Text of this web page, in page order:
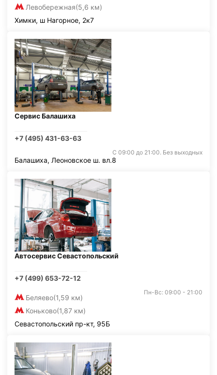
Левобережная(5,6 км)
Химки, ш Нагорное, 2к7
Сервис Балашиха
+7 (495) 431-63-63
С 09:00 до 21:00. Без выходных
Балашиха, Леоновское ш. вл.8
Автосервис Севастопольский
+7 (499) 653-72-12
Беляево(1,59 км)
Коньково(1,87 км)
Пн-Вс: 09:00 - 21:00
Севастопольский пр-кт, 95Б